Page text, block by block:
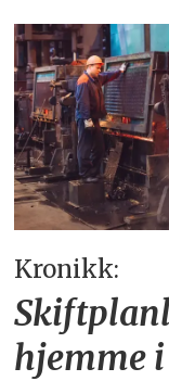
Kronikk:
hjemme